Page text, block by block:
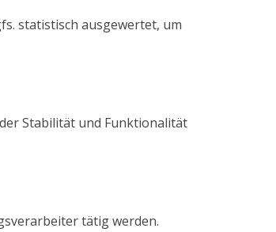
statistisch ausgewertet, um
Stabilität und Funktionalität
tätig werden.